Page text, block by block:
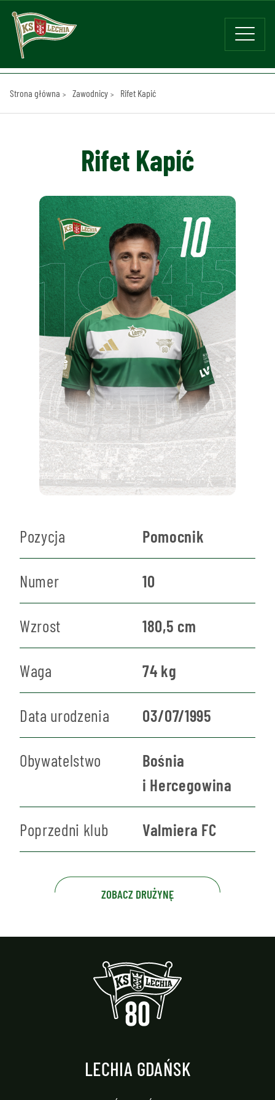
Strona główna Zawodnicy Rifet Kapić
Rifet Kapić
Pozycja Pomocnik
Numer 10
Wzrost 180,5 cm
Waga 74 kg
Data urodzenia 03/07/1995
Obywatelstwo
Bośnia
i Hercegowina
Poprzedni klub Valmiera FC
ZOBACZ DRUŻYNĘ
LECHIA GDAŃSK